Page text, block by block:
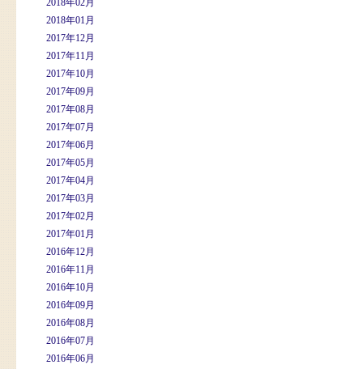
2018年02月
2018年01月
2017年12月
2017年11月
2017年10月
2017年09月
2017年08月
2017年07月
2017年06月
2017年05月
2017年04月
2017年03月
2017年02月
2017年01月
2016年12月
2016年11月
2016年10月
2016年09月
2016年08月
2016年07月
2016年06月